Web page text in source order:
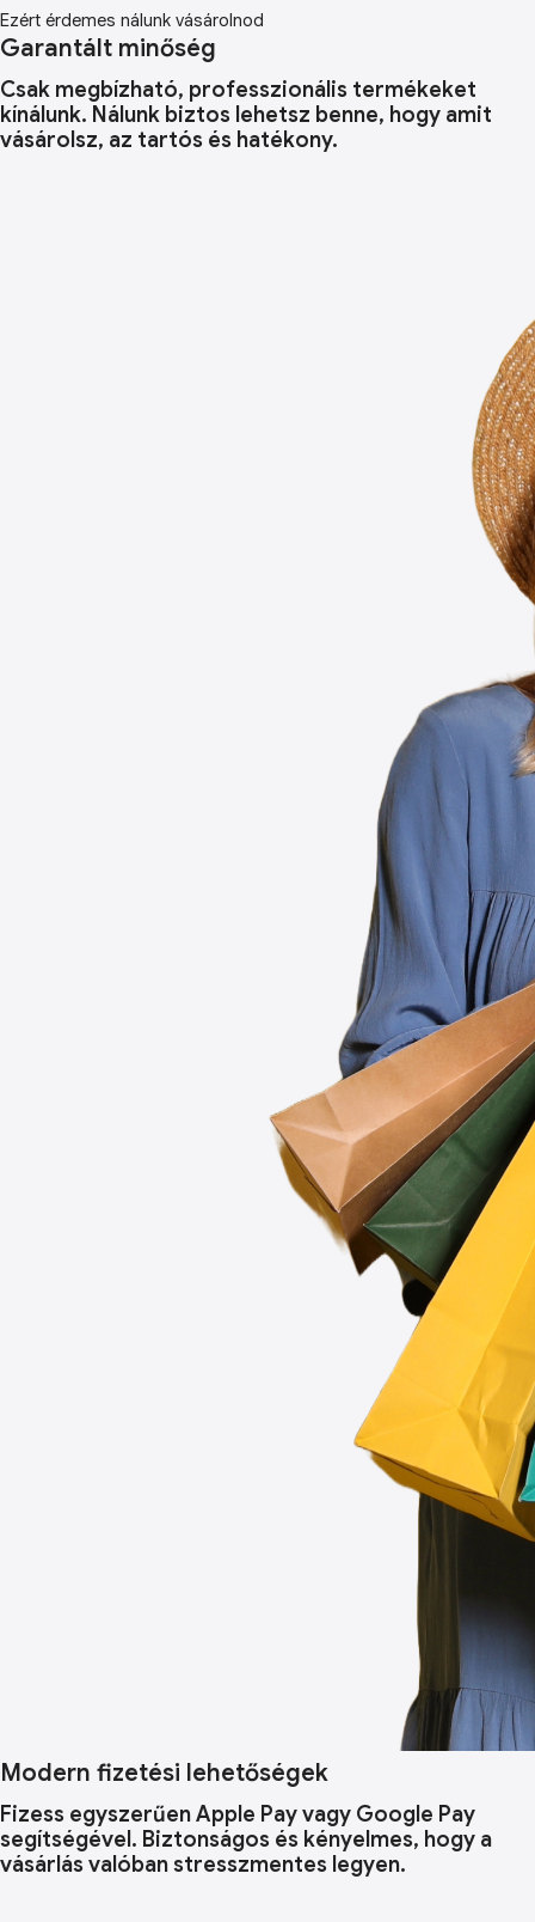
Ezért érdemes nálunk vásárolnod
Garantált minőség
Csak megbízható, professzionális termékeket
kínálunk. Nálunk biztos lehetsz benne, hogy amit
vásárolsz, az tartós és hatékony.
Modern fizetési lehetőségek
Fizess egyszerűen Apple Pay vagy Google Pay
segítségével. Biztonságos és kényelmes, hogy a
vásárlás valóban stresszmentes legyen.